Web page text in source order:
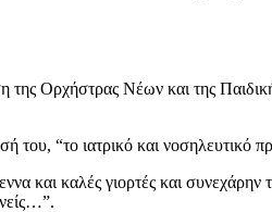
της Ορχήστρας Νέων και της
του, “το ιατρικό και νοσηλευτικό
και καλές γιορτές και